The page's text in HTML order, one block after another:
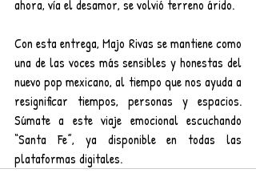
ahora, vía el desamor, se volvió terreno árido.
Con esta entrega, Majo Rivas se mantiene como
una de las voces más sensibles y honestas del
nuevo pop mexicano, al tiempo que nos ayuda a
resignificar tiempos, personas y espacios.
Súmate a este viaje emocional escuchando
“Santa Fe”, ya disponible en todas las
plataformas digitales.